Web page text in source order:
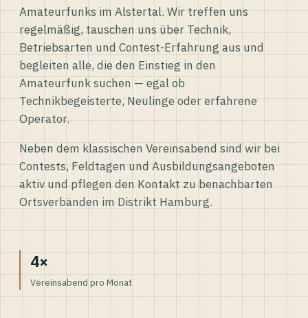
Amateurfunks im Alstertal. Wir treffen uns
regelmäßig, tauschen uns über Technik,
Betriebsarten und Contest-Erfahrung aus und
begleiten alle, die den Einstieg in den
Amateurfunk suchen — egal ob
Technikbegeisterte, Neulinge oder erfahrene
Operator.
Neben dem klassischen Vereinsabend sind wir bei
Contests, Feldtagen und Ausbildungsangeboten
aktiv und pflegen den Kontakt zu benachbarten
Ortsverbänden im Distrikt Hamburg.
4×
Vereinsabend pro Monat